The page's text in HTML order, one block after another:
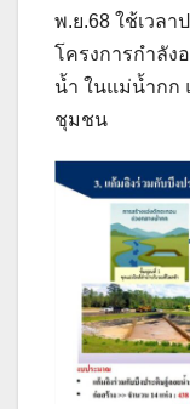
พ.ย.68 ใช้เวล
โครงการกำลัง
น้ำ ในแม่น้ำกก
ชุมชน